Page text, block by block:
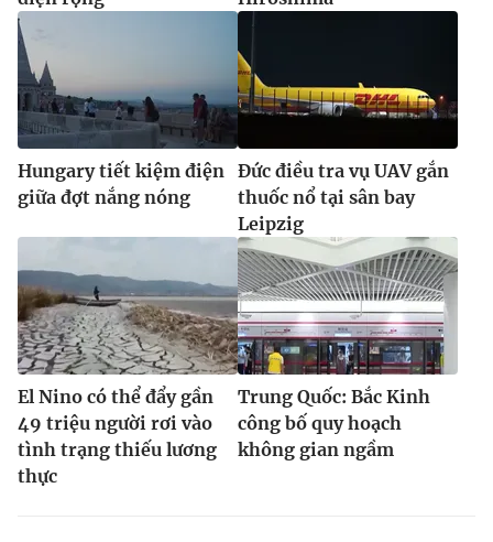
Hungary tiết kiệm điện
giữa đợt nắng nóng
Đức điều tra vụ UAV gắn
thuốc nổ tại sân bay
Leipzig
El Nino có thể đẩy gần
49 triệu người rơi vào
tình trạng thiếu lương
thực
Trung Quốc: Bắc Kinh
công bố quy hoạch
không gian ngầm